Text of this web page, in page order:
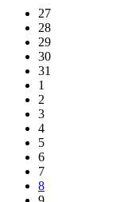
Skip
calendar
days
27
28
29
30
31
1
2
3
4
5
6
7
8